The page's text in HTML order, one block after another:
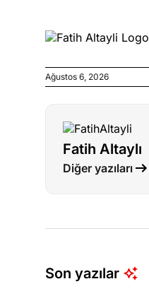
Ağustos 6, 2026
Fatih Altaylı
Diğer yazıları
Son yazılar